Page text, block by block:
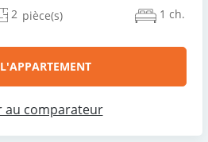
2 pièce(s) 1 ch.
au comparateur